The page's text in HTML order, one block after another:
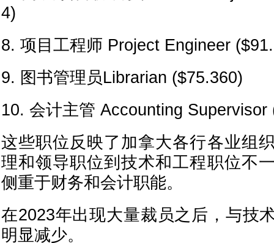
4)
8. 项目工程师 Project Engineer
9. 图书管理员Librarian ($75.360)
10. 会计主管 Accounting Supervisor
这些职位反映了加拿大各行各业组
理和领导职位到技术和工程职位不
侧重于财务和会计职能。
在2023年出现大量裁员之后，与技
明显减少。